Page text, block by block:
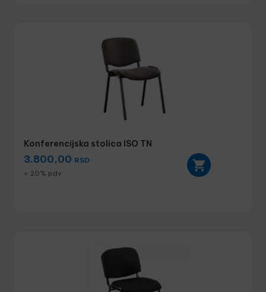
Konferencijska stolica ISO TN
3.800,00 RSD
+ 20% pdv